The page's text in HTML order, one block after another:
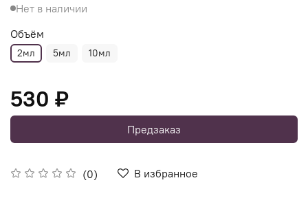
(0) В избранное
Нет в наличии
Объём
2мл 5мл 10мл
530 ₽
Предзаказ